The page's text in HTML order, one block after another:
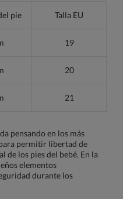
pie Talla EU
19
20
21
pensando en los más
permitir libertad de
los pies del bebé. En la
elementos
durante los